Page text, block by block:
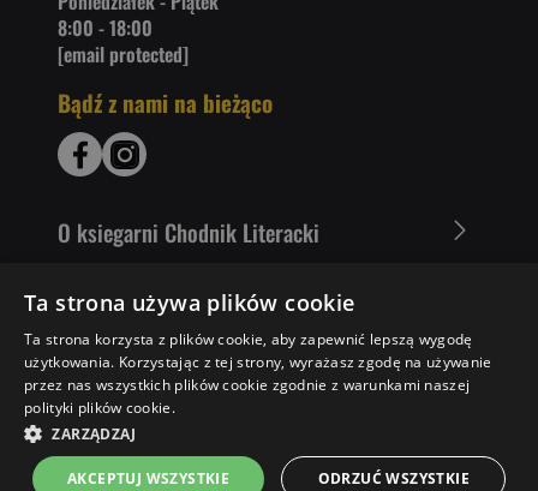
8:00 - 18:00
[email protected]
Bądź z nami na bieżąco
O ksiegarni Chodnik Literacki
Zakupy u nas
Nasza oferta
Literaci polecają
Ta strona używa plików cookie
Ta strona korzysta z plików cookie, aby zapewnić lepszą wygodę
użytkowania. Korzystając z tej strony, wyrażasz zgodę na używanie
przez nas wszystkich plików cookie zgodnie z warunkami naszej
polityki plików cookie.
ZARZĄDZAJ
AKCEPTUJ WSZYSTKIE ODRZUĆ WSZYSTKIE